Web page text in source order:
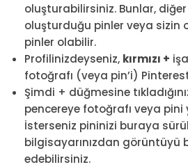
oluşturabilirsiniz. Bunlar, diğer
oluşturduğu pinler veya sizin
pinler olabilir.
Profilinizdeyseniz, kırmızı +
fotoğrafı (veya pin’i)
Şimdi + düğmesine
pencereye fotoğrafı veya pini
İsterseniz pininizi buraya
bilgisayarınızdan görüntüyü
edebilirsiniz.